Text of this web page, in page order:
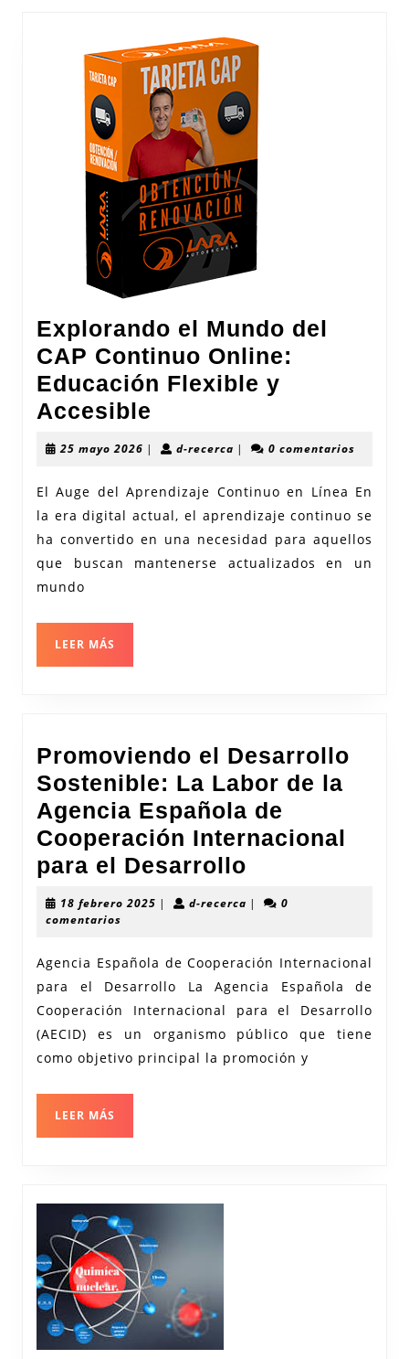
Explorando el Mundo del
CAP Continuo Online:
Educación Flexible y
Accesible
el
del
CAP
Continuo
Online:
25 mayo 2026 25| d-recercad-| 0 comentarios
El Auge del Aprendizaje Continuo en Línea En
la era digital actual, el aprendizaje continuo se
ha convertido en una necesidad para aquellos
que buscan mantenerse actualizados en un
mundo
LEER MÁS
Promoviendo el Desarrollo
Sostenible: La Labor de la
Agencia Española de
Cooperación Internacional
para el Desarrollo
el
La
Labor
de
la
18 febrero 2025 18| d-recercad-|
0
comentarios
Agencia Española de Cooperación Internacional
para el Desarrollo La Agencia Española de
Cooperación Internacional para el Desarrollo
(AECID) es un organismo público que tiene
como objetivo principal la promoción y
LEER MÁS